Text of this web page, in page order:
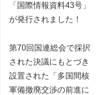
「国際情報資料43号」
が発行されました！
第70回国連総会で採択
された決議にもとづき
設置された「多国間核
軍備撤廃交渉の前進に